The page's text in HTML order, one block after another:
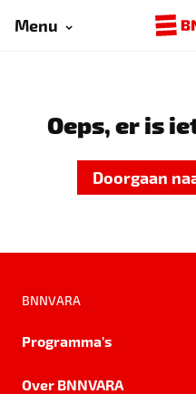
Menu
Oeps, er is
Doorgaan
BNNVARA
Programma's
Over BNNVARA